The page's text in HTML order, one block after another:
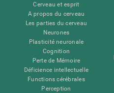
Cerveau et esprit
A propos du cerveau
Les parties du cerveau
Neurones
Plasticité neuronale
Cognition
Perte de Mémoire
Déficience intellectuelle
Functions cérébrales
Perception